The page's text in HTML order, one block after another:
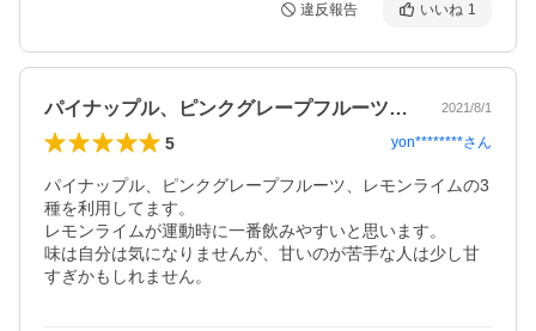
違反報告 いいね 1
パイナップル、ピンクグレープフルーツ、… 2021/8/1
5 yon********さん
パイナップル、ピンクグレープフルーツ、レモンライムの3
種を利用してます。
レモンライムが運動時に一番飲みやすいと思います。
味は自分は気になりませんが、甘いのが苦手な人は少し甘
すぎかもしれません。